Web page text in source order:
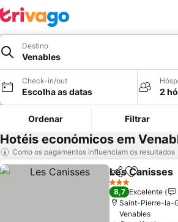
Destino
Venables
Check-in/out
Escolha as datas 2
Ordenar Filtrar
Hotéis económicos em
Como os pagamentos influenciam os resultados
PartilharAdicionar
Les Canisses
3 Estrelas
8,7 Excelente
Saint-Pierre-la-
Venables